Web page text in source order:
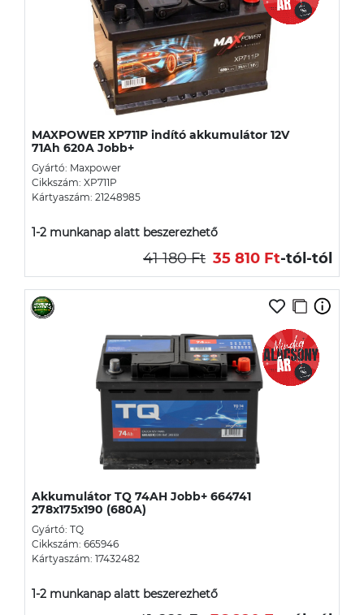
MAXPOWER XP711P indító akkumulátor 12V
71Ah 620A Jobb+
Gyártó: Maxpower
Cikkszám: XP711P
Kártyaszám: 21248985
1-2 munkanap alatt beszerezhető
41 180 Ft 35 810 Ft-tól-tól
Akkumulátor TQ 74AH Jobb+ 664741
278x175x190 (680A)
Gyártó: TQ
Cikkszám: 665946
Kártyaszám: 17432482
1-2 munkanap alatt beszerezhető